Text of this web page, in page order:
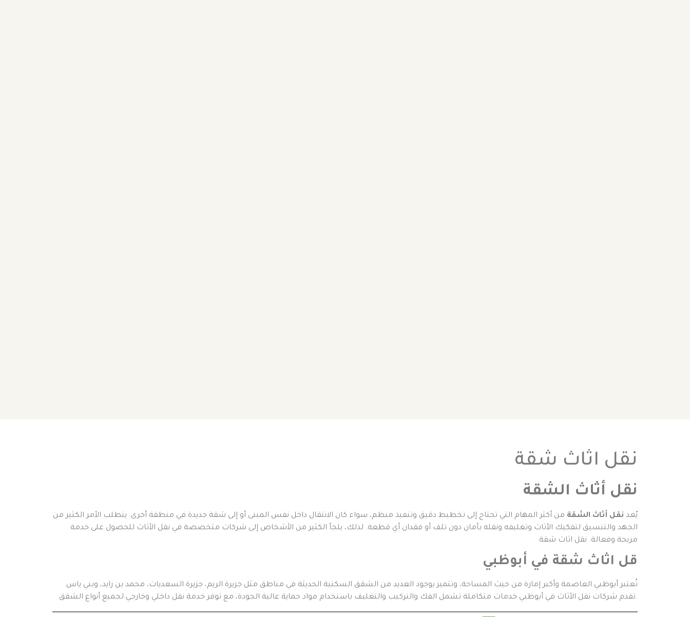
نقل اثاث شقة
نقل أثاث الشقة
يُعد نقل أثاث الشقة من أكثر المهام التي تحتاج إلى تخطيط دقيق وتنفيذ منظم، سواء كان الانتقال داخل نفس المبنى أو إلى شقة جديدة في منطقة أخرى. يتطلب الأمر الكثير من
الجهد والتنسيق لتفكيك الأثاث وتغليفه ونقله بأمان دون تلف أو فقدان أي قطعة. لذلك، يلجأ الكثير من الأشخاص إلى شركات متخصصة في نقل الأثاث للحصول على خدمة
مريحة وفعالة. نقل اثاث شقة
قل اثاث شقة في أبوظبي
تُعتبر أبوظبي العاصمة وأكبر إمارة من حيث المساحة، وتتميز بوجود العديد من الشقق السكنية الحديثة في مناطق مثل جزيرة الريم، جزيرة السعديات، محمد بن زايد، وبني ياس.
تقدم شركات نقل الأثاث في أبوظبي خدمات متكاملة تشمل الفك والتركيب والتغليف باستخدام مواد حماية عالية الجودة، مع توفر خدمة نقل داخلي وخارجي لجميع أنواع الشقق.